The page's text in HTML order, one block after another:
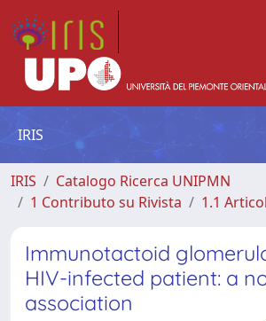
IRIS
IRIS
Catalogo Ricerca UNIPMN
1 Contributo su Rivista
1.1
Immunotactoid
HIV-infected patient: a
association